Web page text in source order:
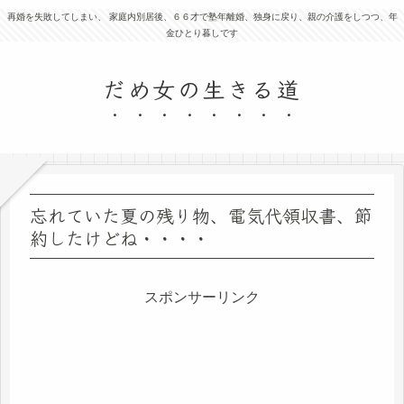
再婚を失敗してしまい、 家庭内別居後、６６才で塾年離婚、独身に戻り、親の介護をしつつ、年
金ひとり暮しです
だめ女の生きる道
忘れていた夏の残り物、電気代領収書、節
約したけどね・・・・
スポンサーリンク